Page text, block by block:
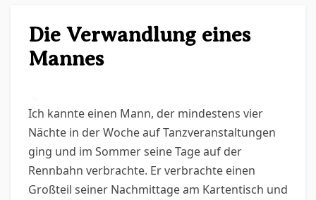
Die Verwandlung eines
Mannes
Ich kannte einen Mann, der mindestens vier
Nächte in der Woche auf Tanzveranstaltungen
ging und im Sommer seine Tage auf der
Rennbahn verbrachte. Er verbrachte einen
Großteil seiner Nachmittage am Kartentisch und